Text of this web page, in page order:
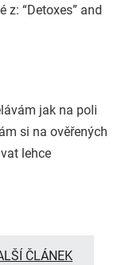
z: “Detoxes” and
jak na poli
si na ověřených
lehce
ČLÁNEK